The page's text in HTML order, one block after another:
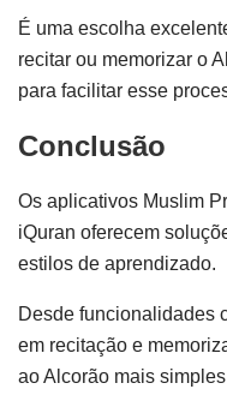
É uma escolha
recitar ou memorizar o
para facilitar esse
Conclusão
Os aplicativos Muslim
iQuran oferecem
estilos de aprendizado.
Desde funcionalidades
em recitação e
ao Alcorão mais